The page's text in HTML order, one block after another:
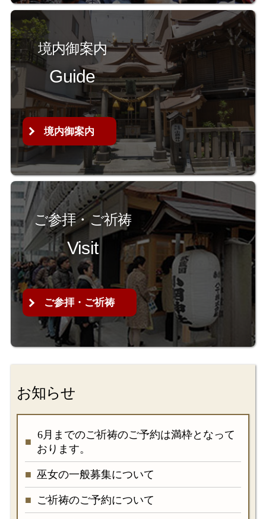
境内御案内
Guide
境内御案内
ご参拝・ご祈祷
Visit
ご参拝・ご祈祷
お知らせ
6月までのご祈祷のご予約は満枠となって
おります。
巫女の一般募集について
ご祈祷のご予約について